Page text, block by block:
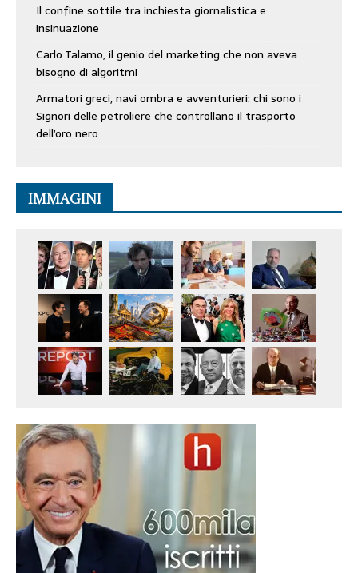
Il confine sottile tra inchiesta giornalistica e
insinuazione
Carlo Talamo, il genio del marketing che non aveva
bisogno di algoritmi
Armatori greci, navi ombra e avventurieri: chi sono i
Signori delle petroliere che controllano il trasporto
dell’oro nero
IMMAGINI